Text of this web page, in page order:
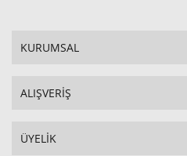
KURUMSAL
ALIŞVERİŞ
ÜYELİK